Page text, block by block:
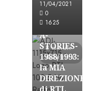
11/04/2021
0
1625
8 minuti
di lettura
Formazione
FREE
A-
STORIES-
1988/1993:
la MIA
DIREZIONE